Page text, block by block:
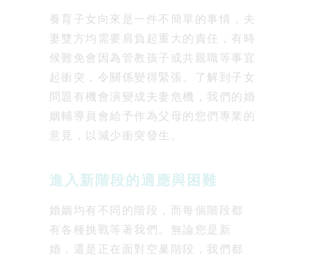
養育子女向來是一件不簡單的事情，夫
妻雙方均需要肩負起重大的責任，有時
候難免會因為管教孩子或共親職等事宜
起衝突，令關係變得緊張。了解到子女
問題有機會演變成夫妻危機，我們的婚
姻輔導員會給予作為父母的您們專業的
意見，以減少衝突發生。
進入新階段的適應與困難
婚姻均有不同的階段，而每個階段都
有各種挑戰等著我們。無論您是新
婚，還是正在面對空巢階段，我們都